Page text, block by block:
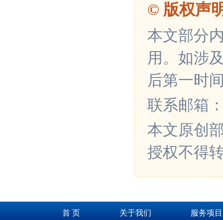
© 版权声
本文部分
用。如涉
后第一时
联系邮箱
本文原创
授权不得
首 页 关于我们 服务项目